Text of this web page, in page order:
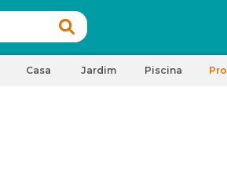
Casa Jardim Piscina